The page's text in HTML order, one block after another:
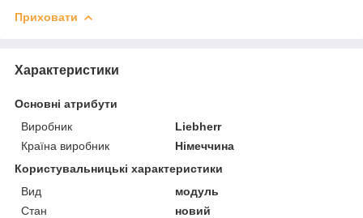
Приховати
Характеристики
Основні атрибути
Виробник
Liebherr
Країна виробник
Німеччина
Користувальницькі характеристики
Вид
модуль
Стан
новий